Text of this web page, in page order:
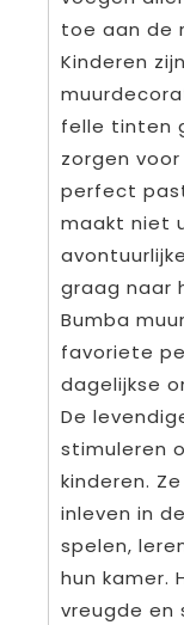
toe aan de
Kinderen
felle tinten
zorgen
perfect
maakt niet
graag naar
Bumba
favoriete
dagelijkse
De
stimuleren
kinderen.
inleven in
spelen,
hun kamer.
vreugde en